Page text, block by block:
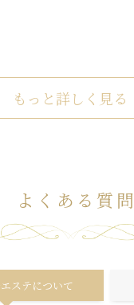
もっと詳しく見る
よくある質問
ステについて